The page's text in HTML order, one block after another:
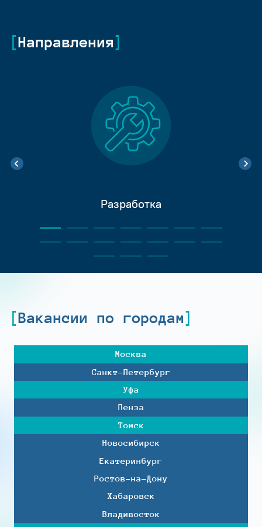
Направления
Разработка
Вакансии по городам
Москва
Санкт-Петербург
Уфа
Пенза
Томск
Новосибирск
Екатеринбург
Ростов-на-Дону
Хабаровск
Владивосток